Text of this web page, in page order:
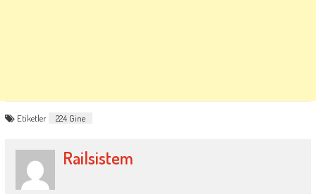
Etiketler 224 Gine
Railsistem